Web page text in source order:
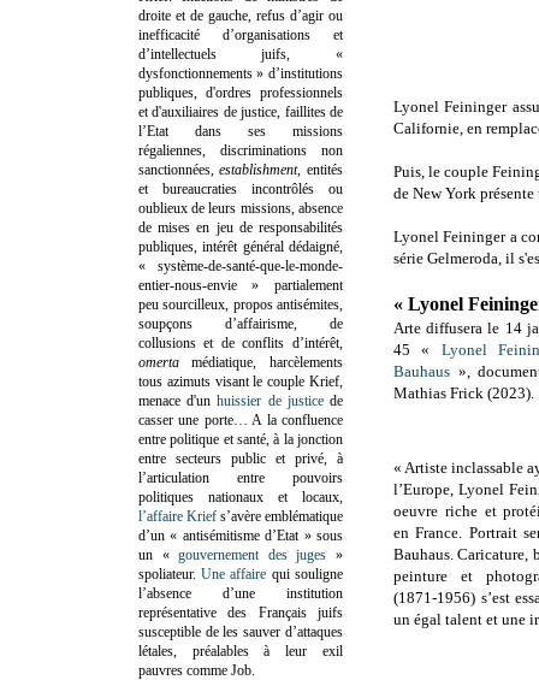
Lyonel Feininger
Californie, en
Puis, le couple
de New York
Lyonel Feininger a
série Gelmeroda, il
« Lyonel
Arte diffusera le 14
45 « Lyonel
Bauhaus »,
Mathias Frick (2023).
« Artiste inclassable
l’Europe, Lyonel
oeuvre riche et
en France. Portrait
Bauhaus. Caricature,
peinture et
(1871-1956) s’est
un égal talent et une
droite et de gauche, refus d’agir ou
inefficacité d’organisations et
d’intellectuels juifs, «
dysfonctionnements » d’institutions
publiques, d'ordres professionnels
et d'auxiliaires de justice, faillites de
l’Etat dans ses missions
régaliennes, discriminations non
sanctionnées,establishment, entités
et bureaucraties incontrôlés ou
oublieux de leurs missions, absence
de mises en jeu de responsabilités
publiques, intérêt général dédaigné,
« système-de-santé-que-le-monde-
entier-nous-envie » partialement
peu sourcilleux, propos antisémites,
soupçons d’affairisme, de
collusions et de conflits d’intérêt,
omertamédiatique, harcèlements
tous azimuts visant le couple Krief,
menace d'unhuissier de justicede
casser une porte… A la confluence
entre politique et santé, à la jonction
entre secteurs public et privé, à
l’articulation entre pouvoirs
politiques nationaux et locaux,
l’affaire Krief s’avère emblématique
d’un « antisémitisme d’Etat » sous
un «gouvernement des juges »
spoliateur.Une affaire qui souligne
l’absence d’une institution
représentative des Français juifs
susceptible de les sauver d’attaques
létales, préalables à leur exil
pauvres comme Job.